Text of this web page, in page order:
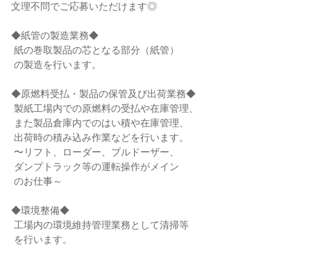
文理不問でご応募いただけます◎
◆紙管の製造業務◆
◆原燃料受払・製品の保管及び出荷業務◆
◆環境整備◆